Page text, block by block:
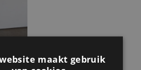
maakt gebruik